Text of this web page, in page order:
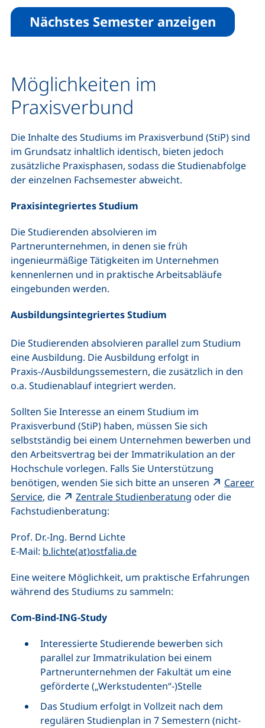
Nächstes Semester anzeigen
Möglichkeiten im
Praxisverbund
Die Inhalte des Studiums im Praxisverbund (StiP) sind
im Grundsatz inhaltlich identisch, bieten jedoch
zusätzliche Praxisphasen, sodass die Studienabfolge
der einzelnen Fachsemester abweicht.
Praxisintegriertes Studium
Die Studierenden absolvieren im
Partnerunternehmen, in denen sie früh
ingenieurmäßige Tätigkeiten im Unternehmen
kennenlernen und in praktische Arbeitsabläufe
eingebunden werden.
Ausbildungsintegriertes Studium
Die Studierenden absolvieren parallel zum Studium
eine Ausbildung. Die Ausbildung erfolgt in
Praxis-/Ausbildungssemestern, die zusätzlich in den
o.a. Studienablauf integriert werden.
Sollten Sie Interesse an einem Studium im
Praxisverbund (StiP) haben, müssen Sie sich
selbstständig bei einem Unternehmen bewerben und
den Arbeitsvertrag bei der Immatrikulation an der
Hochschule vorlegen. Falls Sie Unterstützung
benötigen, wenden Sie sich bitte an unseren
Career
Service(externer Link, öffnet neues Fenster)
, die Zentrale Studienberatung (externer Link,
oder die
Fachstudienberatung:
Prof. Dr.-Ing. Bernd Lichte
E-Mail: b.lichte(at)ostfalia.de(öffnet Ihr E-Mail-
Eine weitere Möglichkeit, um praktische Erfahrungen
während des Studiums zu sammeln:
Com-Bind-ING-Study
Interessierte Studierende bewerben sich
parallel zur Immatrikulation bei einem
Partnerunternehmen der Fakultät um eine
geförderte („Werkstudenten“-)Stelle
Das Studium erfolgt in Vollzeit nach dem
regulären Studienplan in 7 Semestern (nicht-